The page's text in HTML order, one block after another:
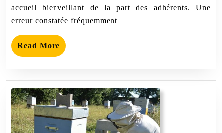
accueil bienveillant de la part des adhérents. Une
erreur constatée fréquemment
Read More Read
More